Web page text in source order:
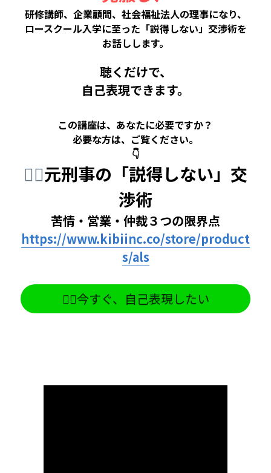
研修講師、企業顧問、社会福祉法人の理事になり、
ロースクール入学に至った「説得しない」交渉術を
お話しします。
聴くだけで、
自己表現できます。
この講座は、あなたに必要ですか？
必要な方は、ご覧ください。
👇
🕵️‍♂️元刑事の「説得しない」交
渉術
苦情・営業・仲裁３つの限界点
https://www.kibiinc.co/store/product
s/als
🕵️‍♂️今すぐ、自己表現したい